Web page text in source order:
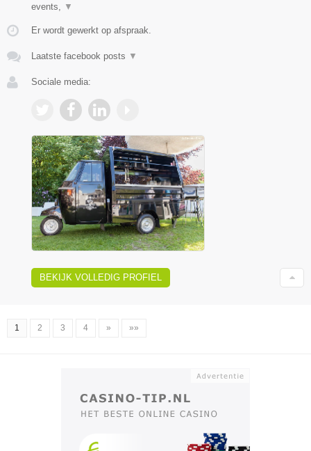
events, ▼
Er wordt gewerkt op afspraak.
Laatste facebook posts ▼
Sociale media:
BEKIJK VOLLEDIG PROFIEL
1 2 3 4 » »»